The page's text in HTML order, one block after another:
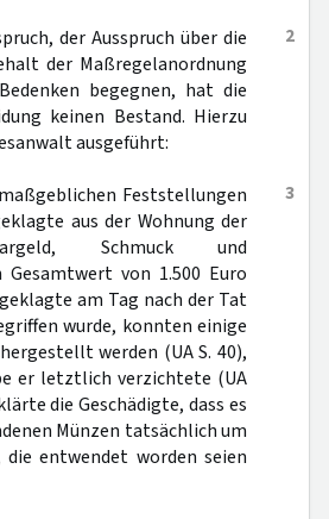
2
der Ausspruch über die
der Maßregelanordnung
begegnen, hat die
keinen Bestand. Hierzu
ausgeführt:
3
Feststellungen
aus der Wohnung der
Schmuck und
von 1.500 Euro
am Tag nach der Tat
wurde, konnten einige
werden (UA S. 40),
er letztlich verzichtete (UA
die Geschädigte, dass es
Münzen tatsächlich um
die entwendet worden seien